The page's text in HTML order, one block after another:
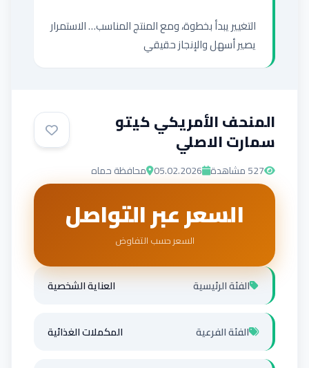
التغيير يبدأ بخطوة، ومع المنتج المناسب… الاستمرار
يصير أسهل والإنجاز حقيقي
المنحف الأمريكي كيتو
سمارت الاصلي
527مشاهدة 05.02.2026 محافظة حماه
السعر عبر التواصل
السعر حسب التفاوض
الفئة الرئيسية العناية الشخصية
الفئة الفرعية المكملات الغذائية